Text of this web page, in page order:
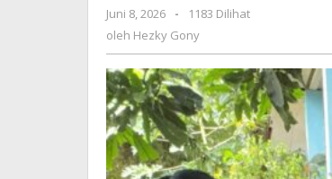
Juni 8, 2026
oleh
Hezky
Gony
-
1183 Dilihat
oleh Hezky Gony